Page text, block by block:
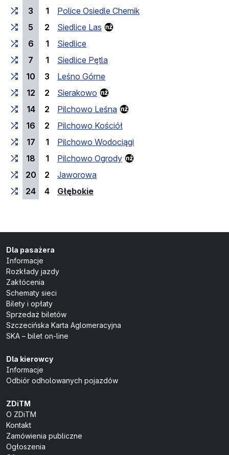
3
1
Police Osiedle Chemik
5
2
Siedlice Las
6
1
Siedlice
7
1
Siedlice Pętla
10
3
Leśno Górne
12
2
Sierakowo
14
2
Pilchowo Leśna
16
2
Pilchowo Kościół
17
1
Pilchowo Wodociągi
18
1
Pilchowo Ogrody
20
2
Jaworowa
24
4 Głębokie(przystanek końcowy)
Dla pasażera
Informacje
Rozkłady jazdy
Zakłócenia
Schematy sieci
Bilety i opłaty
Sprzedaż biletów
Szczecińska Karta Aglomeracyjna
SKA – bilet on-line
Dla kierowcy
Informacje
Odbiór odholowanych pojazdów
ZDiTM
O ZDiTM
Kontakt
Zamówienia publiczne
Ogłoszenia